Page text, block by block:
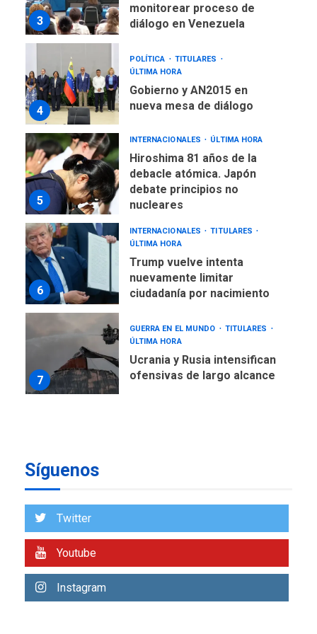
3
monitorear proceso de
diálogo en Venezuela
4
POLÍTICA
TITULARES
ÚLTIMA HORA
Gobierno y AN2015 en
nueva mesa de diálogo
5
INTERNACIONALES ÚLTIMA HORA
Hiroshima 81 años de la
debacle atómica. Japón
debate principios no
nucleares
6
INTERNACIONALES
TITULARES
ÚLTIMA HORA
Trump vuelve intenta
nuevamente limitar
ciudadanía por nacimiento
7
GUERRA EN EL MUNDO
TITULARES
ÚLTIMA HORA
Ucrania y Rusia intensifican
ofensivas de largo alcance
1
2
De la Espriella asumirá
atípica fuera de Bogotá
POLÍTICA
TITULARES
Síguenos
Twitter
Youtube
Instagram